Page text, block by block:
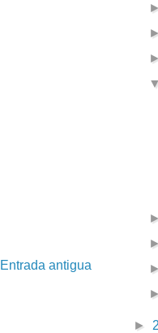
Entrada antigua
►